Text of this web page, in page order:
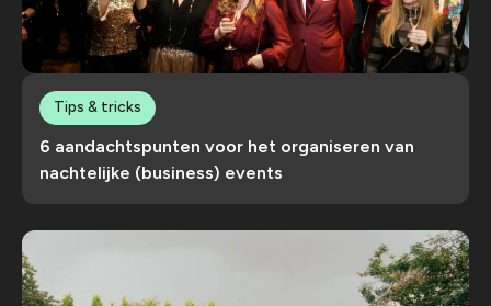
6 aandachtspunten voor het organiseren van
nachtelijke (business) events
Tips & tricks